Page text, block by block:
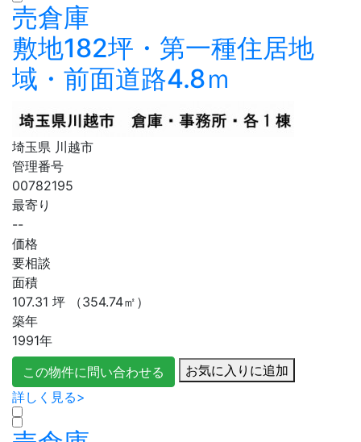
売倉庫
敷地182坪・第一種住居地
域・前面道路4.8ｍ
埼玉県 川越市
管理番号
00782195
最寄り
--
価格
要相談
面積
107.31 坪 （354.74㎡）
築年
1991年
この物件に問い合わせる
お気に入りに追加
詳しく見る>